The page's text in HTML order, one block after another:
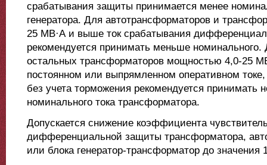
срабатывания защиты принимается менее
генератора. Для автотрансформаторов и
25 МВ·А и выше ток срабатывания
рекомендуется принимать меньше
остальных трансформаторов мощностью 4,0-25
постоянном или выпрямленном оперативном
без учета торможения рекомендуется принимать
номинального тока трансформатора.
Допускается снижение коэффициента
дифференциальной защиты трансформатора,
или блока генератор-трансформатор до значения